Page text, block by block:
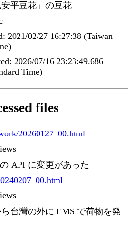
平豆花」の豆花
2021/02/27 16:27:38 (Taiwan
2026/07/16 23:23:49.686
Time)
files
20260127_00.html
API に変更があった
台灣の外に EMS で荷物を発